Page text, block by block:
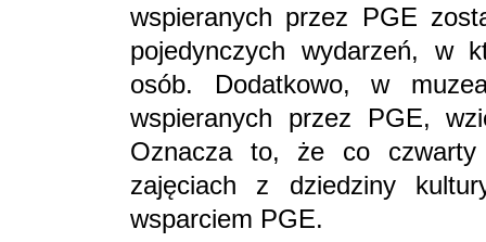
wspieranych przez PGE
pojedynczych wydarzeń, w
osób. Dodatkowo, w
wspieranych przez PGE,
Oznacza to, że co czwarty
zajęciach z dziedziny
wsparciem PGE.